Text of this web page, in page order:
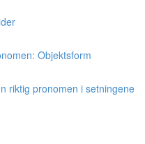
Objektsform
riktig pronomen i setningene